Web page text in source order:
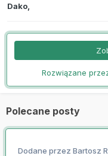
Dako
Rozwiązane
Polecane posty
Dodane przez Bartosz